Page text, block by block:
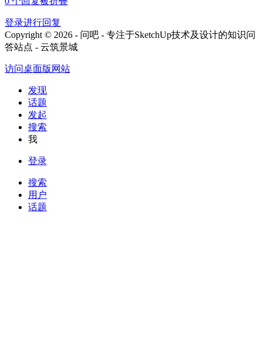
登录进行回复
Copyright © 2026 - 问吧 - 专注于SketchUp技术及设计的知识问
答站点 - 云筑景城
访问桌面版网站
发现
话题
发起
搜索
我
登录
搜索
用户
话题